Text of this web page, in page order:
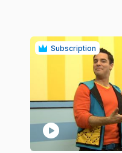
Subscription
play_circle